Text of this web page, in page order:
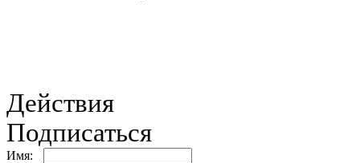
Действия
Подписаться
Имя: